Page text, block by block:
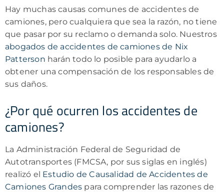
Hay muchas causas comunes de accidentes de
camiones, pero cualquiera que sea la razón, no tiene
que pasar por su reclamo o demanda solo. Nuestros
abogados de accidentes de camiones de Nix
Patterson harán todo lo posible para ayudarlo a
obtener una compensación de los responsables de
sus daños.
¿Por qué ocurren los accidentes de
camiones?
La Administración Federal de Seguridad de
Autotransportes (FMCSA, por sus siglas en inglés)
realizó el Estudio de Causalidad de Accidentes de
Camiones Grandes para comprender las razones de